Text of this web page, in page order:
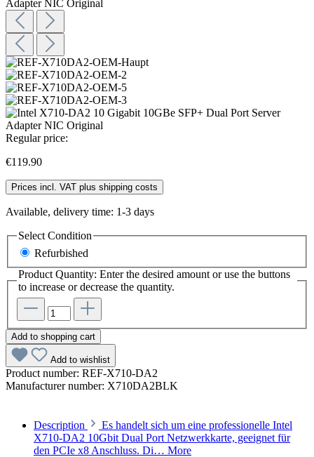
Regular price:
€119.90
Prices incl. VAT plus shipping costs
Available, delivery time: 1-3 days
Select Condition
Refurbished
Product Quantity: Enter the desired amount or use the buttons
to increase or decrease the quantity.
Add to shopping cart
Add to wishlist
Product number: REF-X710-DA2
Manufacturer number: X710DA2BLK
Description
Es handelt sich um eine professionelle Intel
X710-DA2 10Gbit Dual Port Netzwerkkarte, geeignet für
den PCIe x8 Anschluss. Di… More